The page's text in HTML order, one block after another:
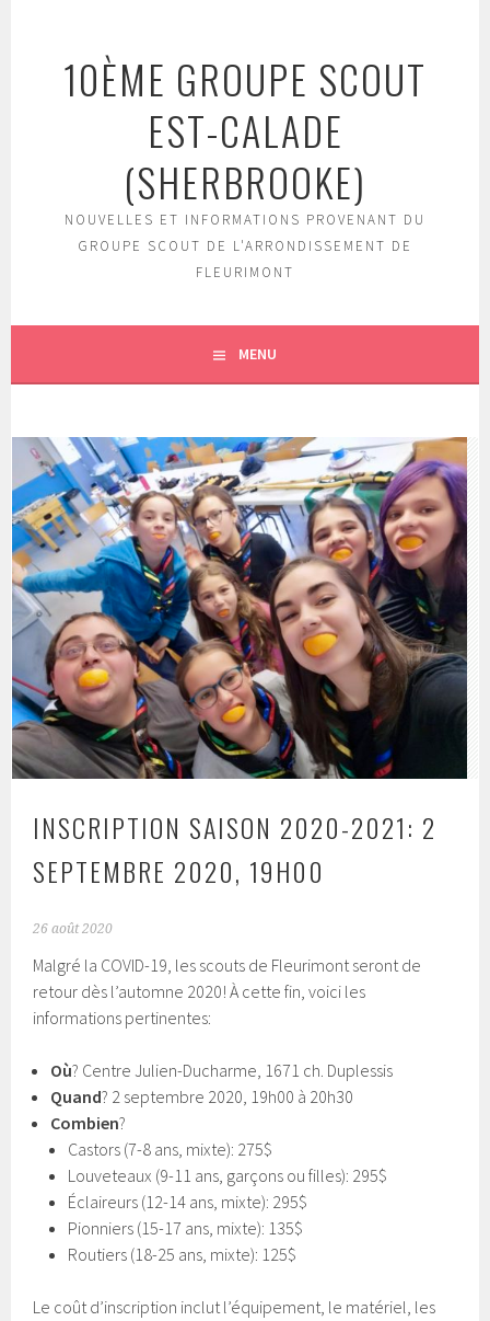
contenu10ÈME GROUPE SCOUT
EST-CALADE
(SHERBROOKE)
NOUVELLES ET INFORMATIONS PROVENANT DU
GROUPE SCOUT DE L'ARRONDISSEMENT DE
FLEURIMONT
MENU
INSCRIPTION SAISON 2020-2021: 2
SEPTEMBRE 2020, 19H00
26 août 2020
Malgré la COVID-19, les scouts de Fleurimont seront de
retour dès l’automne 2020! À cette fin, voici les
informations pertinentes:
Où? Centre Julien-Ducharme, 1671 ch. Duplessis
Quand? 2 septembre 2020, 19h00 à 20h30
Combien?
Castors (7-8 ans, mixte): 275$
Louveteaux (9-11 ans, garçons ou filles): 295$
Éclaireurs (12-14 ans, mixte): 295$
Pionniers (15-17 ans, mixte): 135$
Routiers (18-25 ans, mixte): 125$
Le coût d’inscription inclut l’équipement, le matériel, les